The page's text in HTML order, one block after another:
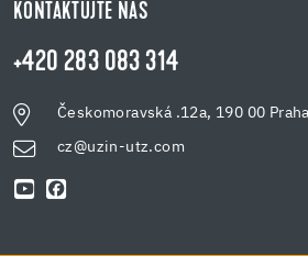
KONTAKTUJTE NÁS
+420 283 083 314
Českomoravská .12a, 190 00
cz@uzin-utz.com